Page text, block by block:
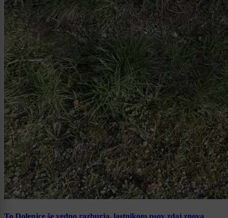
To Dolenjce še vedno razburja, lastnikom psov zdaj znova